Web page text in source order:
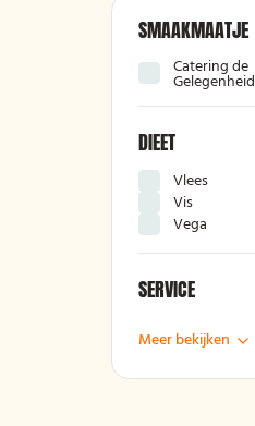
SMAAKMAATJE
Catering de
Gelegenheid
DIEET
Vlees
Vis
Vega
SERVICE
Meer bekijken